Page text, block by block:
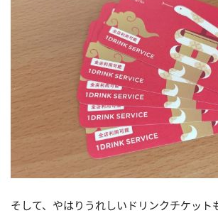
そして、やはりうれしいドリンクチケッ